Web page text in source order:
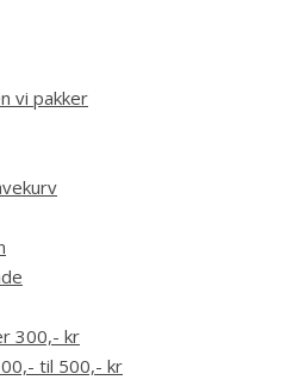
vi pakker
300,- kr
til 500,- kr